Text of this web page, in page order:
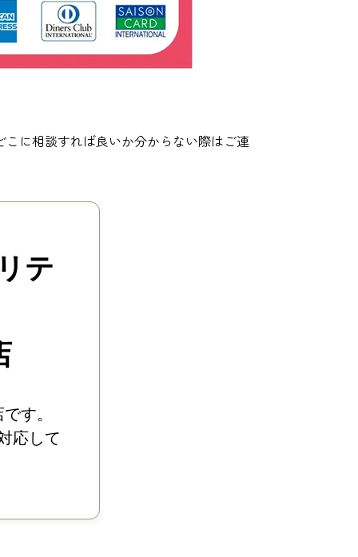
に相談すれば良いか分からない際はご連
テ
す。
応して